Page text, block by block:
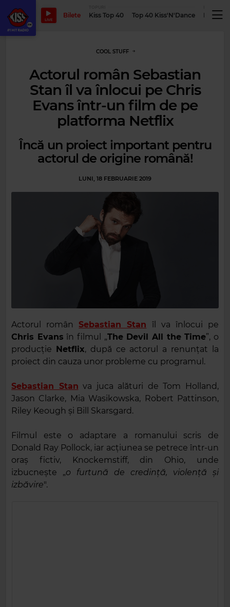
LIVE
Bilete Kiss Top 40 Top 40 Kiss'N'Dance
COOL STUFF
Actorul român Sebastian
Stan îl va înlocui pe Chris
Evans într-un film de pe
platforma Netflix
Încă un proiect important pentru
actorul de origine română!
LUNI, 18 FEBRUARIE 2019
Actorul român Sebastian Stan îl va înlocui pe
Chris Evans în filmul „The Devil All the Time”, o
producție Netflix, după ce actorul a renunțat la
proiect din cauza unor probleme cu programul.
Sebastian Stan va juca alături de Tom Holland,
Jason Clarke, Mia Wasikowska, Robert Pattinson,
Riley Keough şi Bill Skarsgard.
Filmul este o adaptare a romanului scris de
Donald Ray Pollock, iar acţiunea se petrece într-un
oraş fictiv, Knockemstiff, din Ohio, unde
izbucneşte „o furtună de credinţă, violenţă şi
izbăvire".